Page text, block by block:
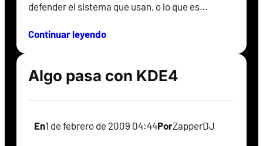
defender el sistema que usan, o lo que es…
Continuar leyendo
Algo pasa con KDE4
En1 de febrero de 2009 04:44PorZapperDJ